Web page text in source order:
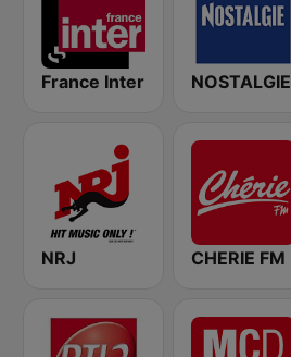
France Inter NOSTALGIE
NRJ CHERIE FM